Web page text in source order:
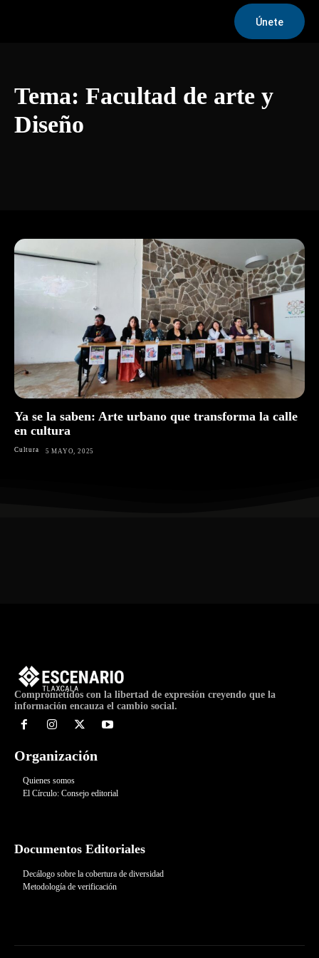
Únete
Tema: Facultad de arte y
Diseño
Ya se la saben: Arte urbano que transforma la calle
en cultura
Cultura 5 MAYO, 2025
Comprometidos con la libertad de expresión creyendo que la
información encauza el cambio social.
Organización
Quienes somos
El Círculo: Consejo editorial
Documentos Editoriales
Decálogo sobre la cobertura de diversidad
Metodología de verificación